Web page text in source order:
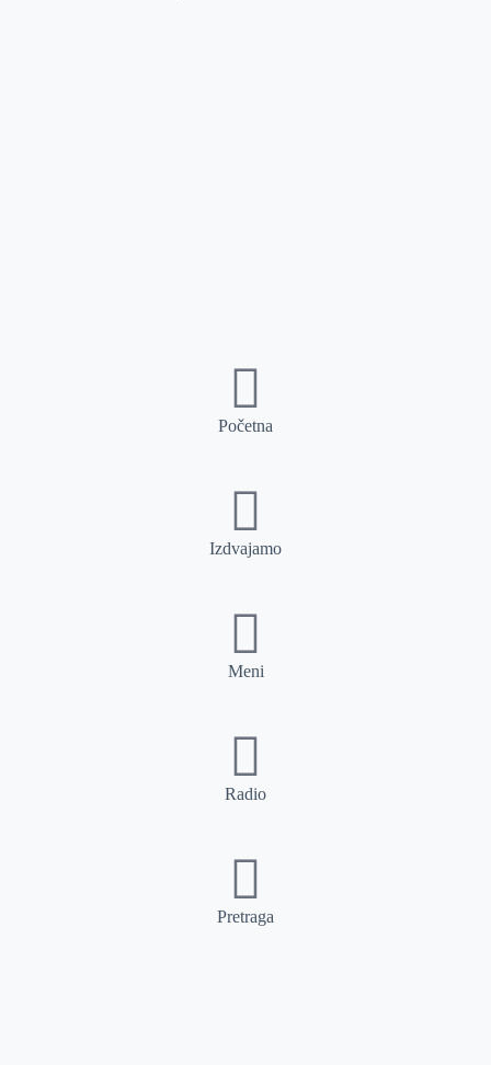
Početna
Izdvajamo
Meni
Radio
Pretraga